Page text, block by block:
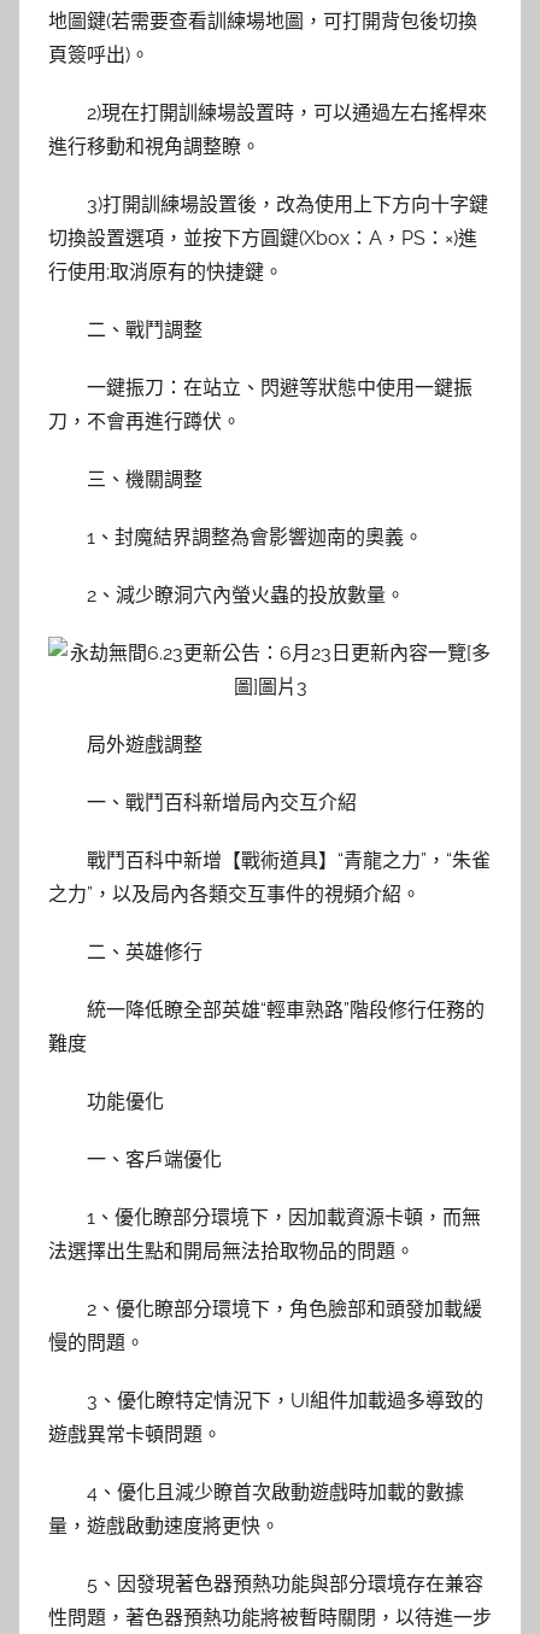
地圖鍵(若需要查看訓練場地圖，可打開背包後切換
頁簽呼出)。
2)現在打開訓練場設置時，可以通過左右搖桿來
進行移動和視角調整瞭。
3)打開訓練場設置後，改為使用上下方向十字鍵
切換設置選項，並按下方圓鍵(Xbox：A，PS：×)進
行使用;取消原有的快捷鍵。
二、戰鬥調整
一鍵振刀：在站立、閃避等狀態中使用一鍵振
刀，不會再進行蹲伏。
三、機關調整
1、封魔結界調整為會影響迦南的奧義。
2、減少瞭洞穴內螢火蟲的投放數量。
局外遊戲調整
一、戰鬥百科新增局內交互介紹
戰鬥百科中新增【戰術道具】“青龍之力”，“朱雀
之力”，以及局內各類交互事件的視頻介紹。
二、英雄修行
統一降低瞭全部英雄“輕車熟路”階段修行任務的
難度
功能優化
一、客戶端優化
1、優化瞭部分環境下，因加載資源卡頓，而無
法選擇出生點和開局無法拾取物品的問題。
2、優化瞭部分環境下，角色臉部和頭發加載緩
慢的問題。
3、優化瞭特定情況下，UI組件加載過多導致的
遊戲異常卡頓問題。
4、優化且減少瞭首次啟動遊戲時加載的數據
量，遊戲啟動速度將更快。
5、因發現著色器預熱功能與部分環境存在兼容
性問題，著色器預熱功能將被暫時關閉，以待進一步